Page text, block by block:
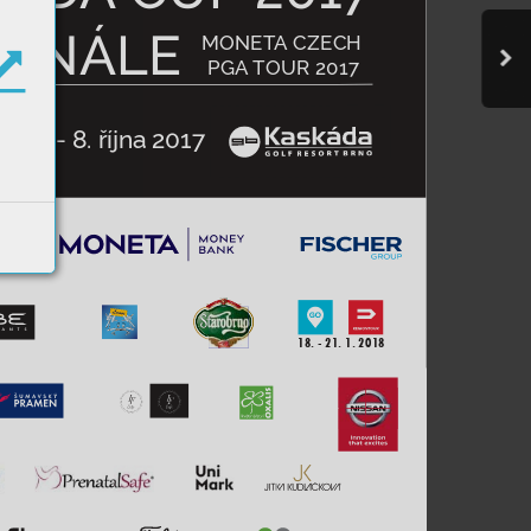
MONETA CZECH
PGA TOUR 2017
18. - 21. 1. 2018